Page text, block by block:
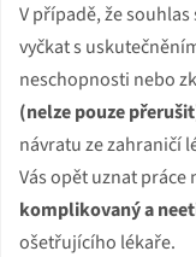
V případě, že
vyčkat s
neschopnosti nebo
(nelze pouze
návratu ze zahraničí
Vás opět uznat práce
komplikovaný a
ošetřujícího lékaře.